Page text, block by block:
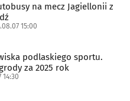
na mecz Jagiellonii z
15:00
podlaskiego sportu.
za 2025 rok
14:30